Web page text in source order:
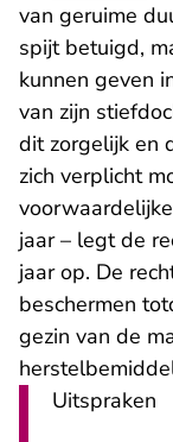
van geruime
spijt betuigd,
kunnen geven
van zijn
dit zorgelijk en
zich verplicht
jaar – legt de
jaar op. De
beschermen
gezin van de
Uitspraken